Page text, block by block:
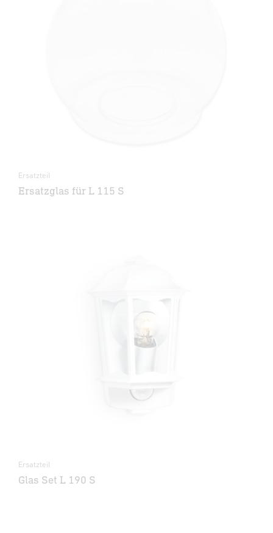
Ersatzteil
Ersatzglas für L 115 S
Ersatzteil
Glas Set L 190 S